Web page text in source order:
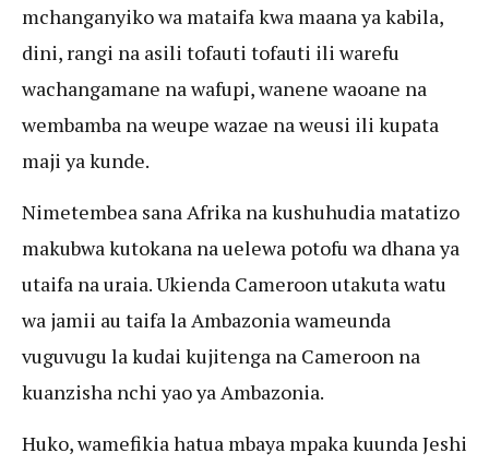
mchanganyiko wa mataifa kwa maana ya kabila,
dini, rangi na asili tofauti tofauti ili warefu
wachangamane na wafupi, wanene waoane na
wembamba na weupe wazae na weusi ili kupata
maji ya kunde.
Nimetembea sana Afrika na kushuhudia matatizo
makubwa kutokana na uelewa potofu wa dhana ya
utaifa na uraia. Ukienda Cameroon utakuta watu
wa jamii au taifa la Ambazonia wameunda
vuguvugu la kudai kujitenga na Cameroon na
kuanzisha nchi yao ya Ambazonia.
Huko, wamefikia hatua mbaya mpaka kuunda Jeshi